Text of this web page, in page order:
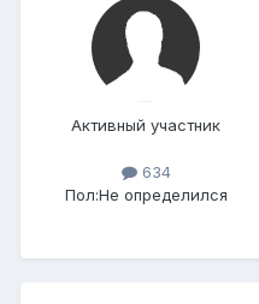
Активный участник
634
Пол:Не определился